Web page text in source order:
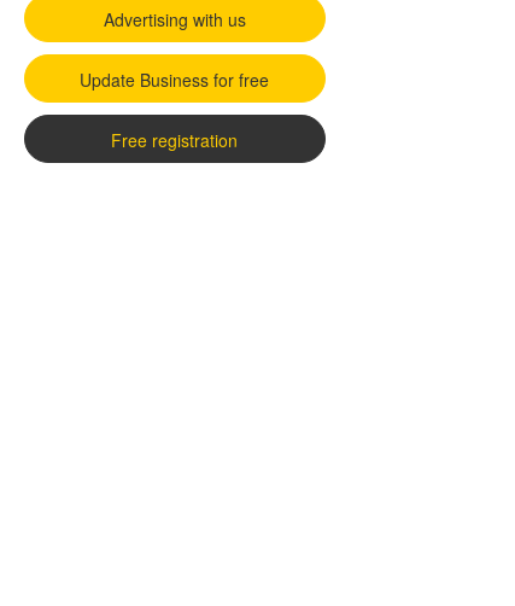
Advertising with us
Update Business for free
Free registration